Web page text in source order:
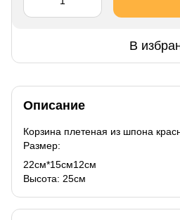
В
Описание
Корзина плетеная из шпона
Размер:
22см*15см12см
Высота: 25см